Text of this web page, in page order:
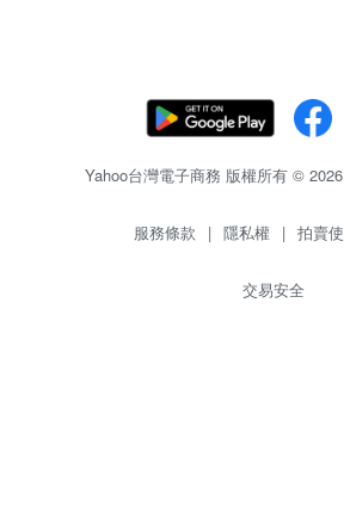
Yahoo台灣電子商務 版權所有 ©
服務條款 | 隱私權 | 拍賣
交易安全